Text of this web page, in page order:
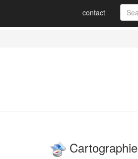
contact
Cartographie